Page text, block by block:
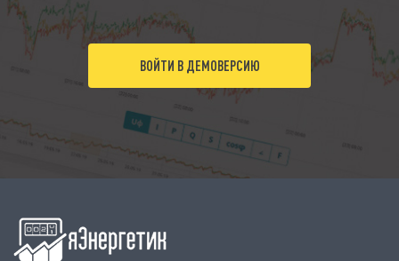
ВОЙТИ В ДЕМОВЕРСИЮ